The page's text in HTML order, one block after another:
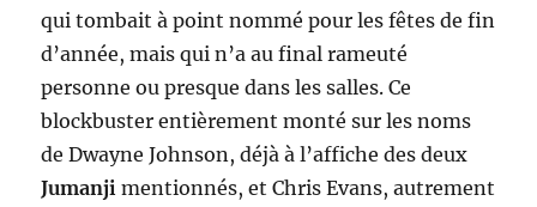
qui tombait à point nommé pour les fêtes de fin
d’année, mais qui n’a au final rameuté
personne ou presque dans les salles. Ce
blockbuster entièrement monté sur les noms
de Dwayne Johnson, déjà à l’affiche des deux
Jumanji mentionnés, et Chris Evans, autrement